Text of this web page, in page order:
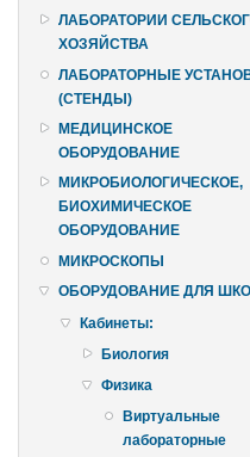
ЛАБОРАТОРИИ
ХОЗЯЙСТВА
ЛАБОРАТОРНЫЕ
(СТЕНДЫ)
МЕДИЦИНСКОЕ
ОБОРУДОВАНИЕ
МИКРОБИОЛОГИЧЕСКОЕ,
БИОХИМИЧЕСКОЕ
ОБОРУДОВАНИЕ
МИКРОСКОПЫ
ОБОРУДОВАНИЕ ДЛЯ
Кабинеты:
Биология
Физика
Виртуальные
лабораторные